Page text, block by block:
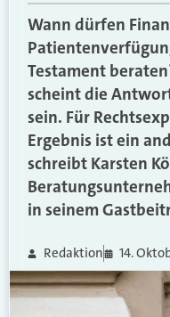
Wann dürfen
Testament
scheint die
sein. Für
Ergebnis ist ein
schreibt Karsten
in seinem
Redaktion 14.